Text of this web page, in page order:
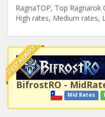
RagnaTOP, Top Ragnarok
High rates, Medium rates,
DESTACADO
BifrostRO -
Mid Rates